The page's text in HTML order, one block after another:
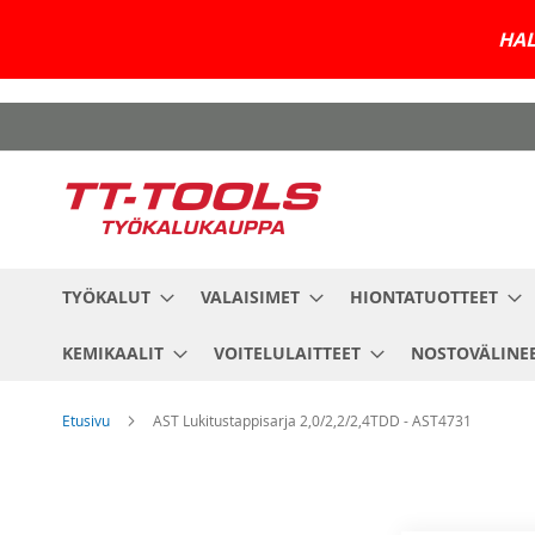
to
TYÖKALUT VALAISIMET HIONTATUOTTEET
KEMIKAALIT VOITELULAITTEET
Etusivu AST Lukitustappisarja 2,0/2,2/2,4TDD - AST4731